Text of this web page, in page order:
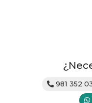
981 352